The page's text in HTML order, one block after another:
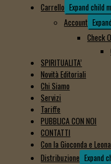
Carrello Expand child
Account
Check
SPIRITUALITA’
Novità Editoriali
Chi Siamo
Servizi
Tariffe
PUBBLICA CON NOI
CONTATTI
Con la Gioconda e
Distribuzione Expand